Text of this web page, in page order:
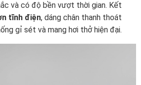
và có độ bền vượt thời gian. Kết
tĩnh điện, dáng chân thanh thoát
gỉ sét và mang hơi thở hiện đại.